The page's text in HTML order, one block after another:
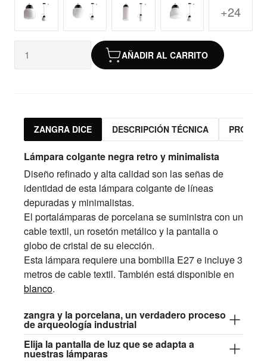
+24
AÑADIR AL CARRITO
ZANGRA DICE DESCRIPCIÓN TÉCNICA
Lámpara colgante negra retro y minimalista
Diseño refinado y alta calidad son las señas de
identidad de esta lámpara colgante de líneas
depuradas y minimalistas.
El portalámparas de porcelana se suministra con un
cable textil, un rosetón metálico y la pantalla o
globo de cristal de su elección.
Esta lámpara requiere una bombilla E27 e incluye 3
metros de cable textil. También está disponible en
blanco.
zangra y la porcelana, un verdadero proceso
de arqueología industrial
Elija la pantalla de luz que se adapta a
nuestras lámparas